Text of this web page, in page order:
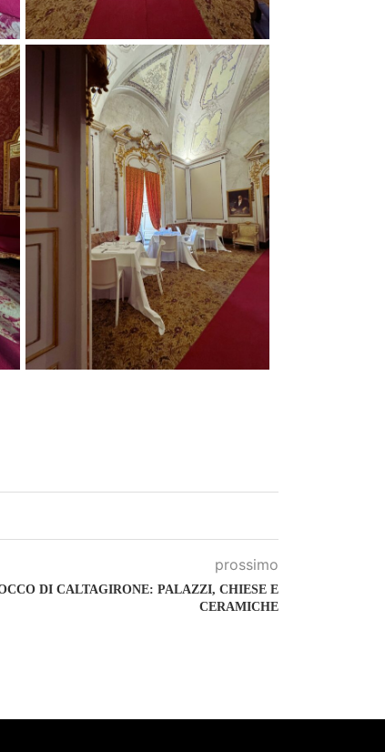
prossimo
DI CALTAGIRONE: PALAZZI, CHIESE E
CERAMICHE